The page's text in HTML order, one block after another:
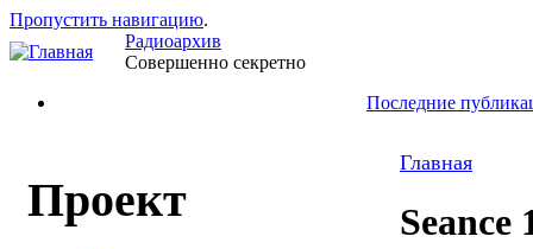
Пропустить навигацию.
Радиоархив
Совершенно секретно
Последние
Проект
Главная
Seance